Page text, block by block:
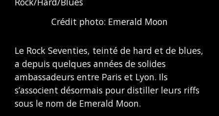
Crédit photo: Emerald Moon
Le Rock Seventies, teinté de hard et de blues,
a depuis quelques années de solides
ambassadeurs entre Paris et Lyon. Ils
s’associent désormais pour distiller leurs riffs
sous le nom de Emerald Moon.